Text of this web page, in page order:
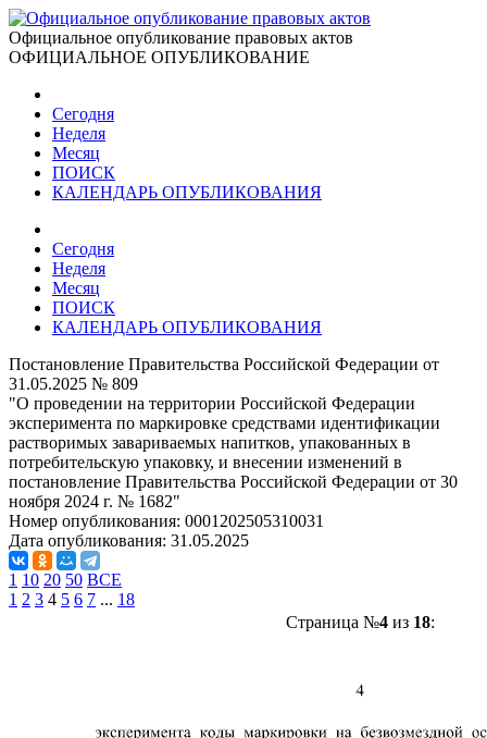
Официальное опубликование правовых актов
ОФИЦИАЛЬНОЕ ОПУБЛИКОВАНИЕ
Сегодня
Неделя
Месяц
ПОИСК
КАЛЕНДАРЬ ОПУБЛИКОВАНИЯ
Сегодня
Неделя
Месяц
ПОИСК
КАЛЕНДАРЬ ОПУБЛИКОВАНИЯ
Постановление Правительства Российской Федерации от
31.05.2025 № 809
"О проведении на территории Российской Федерации
эксперимента по маркировке средствами идентификации
растворимых завариваемых напитков, упакованных в
потребительскую упаковку, и внесении изменений в
постановление Правительства Российской Федерации от 30
ноября 2024 г. № 1682"
Номер опубликования: 0001202505310031
Дата опубликования: 31.05.2025
1 10 20 50 ВСЕ
1 2 3 4 5 6 7 ... 18
Страница №4из 18: